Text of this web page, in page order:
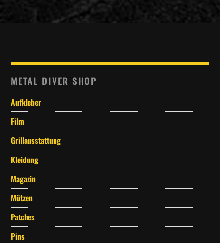
METAL DIVER SHOP
Aufkleber
Film
Grillausstattung
Kleidung
Magazin
Mützen
Patches
Pins